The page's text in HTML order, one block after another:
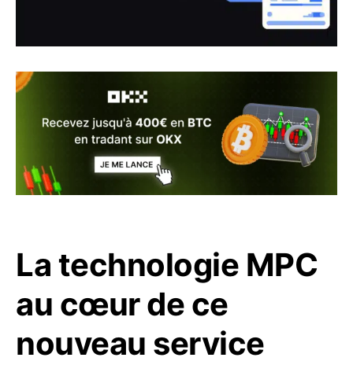
La technologie MPC
au cœur de ce
nouveau service